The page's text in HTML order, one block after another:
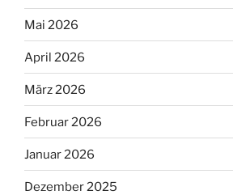
Mai 2026
April 2026
März 2026
Februar 2026
Januar 2026
Dezember 2025